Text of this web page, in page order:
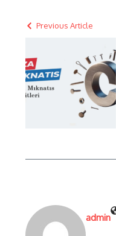
Previous Article
admin